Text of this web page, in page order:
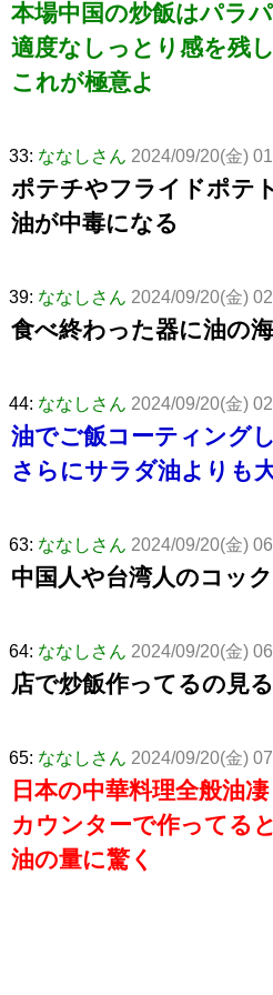
本場中国の炒飯はパラ
適度なしっとり感を残
これが極意よ
33: ななしさん 2024/09/20(金)
ポテチやフライドポテ
油が中毒になる
39: ななしさん 2024/09/20(金)
食べ終わった器に油の
44: ななしさん 2024/09/20(金)
油でご飯コーティング
さらにサラダ油よりも
63: ななしさん 2024/09/20(金)
中国人や台湾人のコッ
64: ななしさん 2024/09/20(金)
店で炒飯作ってるの見
65: ななしさん 2024/09/20(金)
日本の中華料理全般油
カウンターで作ってる
油の量に驚く